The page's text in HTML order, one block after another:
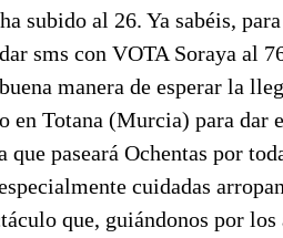
subido al 26. Ya sabéis,
sms con VOTA Soraya al
manera de esperar la
en Totana (Murcia) para dar
paseará Ochentas por
cuidadas
que, guiándonos por los